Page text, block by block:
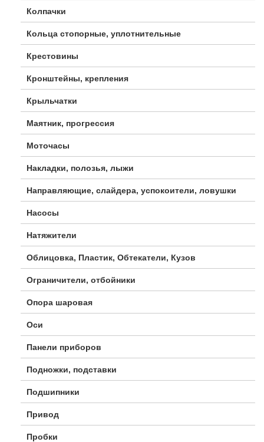
Колпачки
Кольца стопорные, уплотнительные
Крестовины
Кронштейны, крепления
Крыльчатки
Маятник, прогрессия
Моточасы
Накладки, полозья, лыжи
Направляющие, слайдера, успокоители, ловушки
Насосы
Натяжители
Облицовка, Пластик, Обтекатели, Кузов
Ограничители, отбойники
Опора шаровая
Оси
Панели приборов
Подножки, подставки
Подшипники
Привод
Пробки